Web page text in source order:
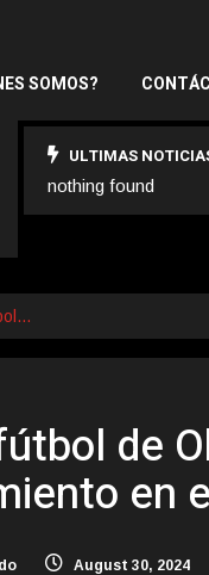
SOMOS?
ULTIMAS
nothing found
de
en
August 30, 2024